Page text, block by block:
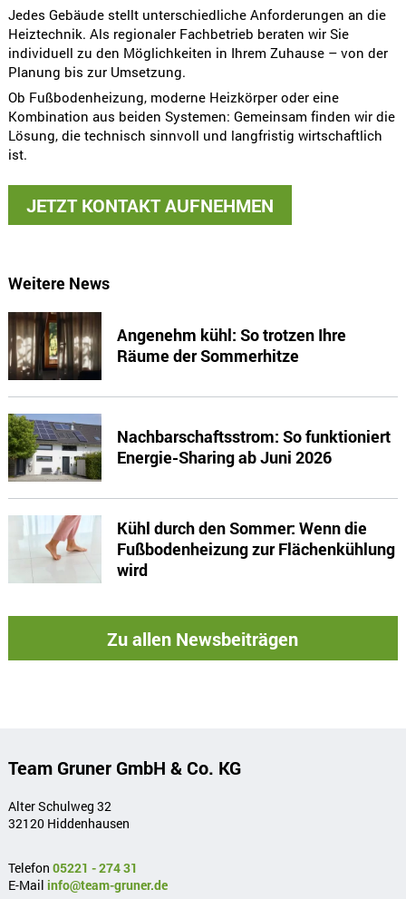
Jedes Gebäude stellt unterschiedliche Anforderungen an die
Heiztechnik. Als regionaler Fachbetrieb beraten wir Sie
individuell zu den Möglichkeiten in Ihrem Zuhause – von der
Planung bis zur Umsetzung.
Ob Fußbodenheizung, moderne Heizkörper oder eine
Kombination aus beiden Systemen: Gemeinsam finden wir die
Lösung, die technisch sinnvoll und langfristig wirtschaftlich
ist.
JETZT KONTAKT AUFNEHMEN
Weitere News
Angenehm kühl: So trotzen Ihre
Räume der Sommerhitze
Nachbarschaftsstrom: So funktioniert
Energie-Sharing ab Juni 2026
Kühl durch den Sommer: Wenn die
Fußbodenheizung zur Flächenkühlung
wird
Zu allen Newsbeiträgen
Team Gruner GmbH & Co. KG
Alter Schulweg 32
32120 Hiddenhausen
Telefon 05221 - 274 31
E-Mail info@team-gruner.de